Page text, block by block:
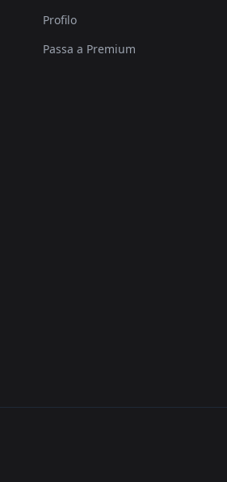
Profilo
Passa a Premium